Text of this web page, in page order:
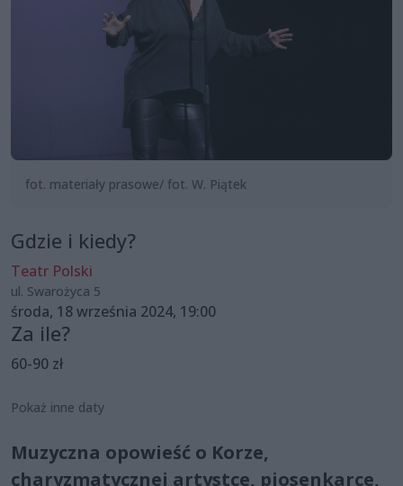
fot. materiały prasowe/ fot. W. Piątek
Gdzie i kiedy?
Teatr Polski
ul. Swarożyca 5
środa, 18 września 2024, 19:00
Za ile?
60-90 zł
Pokaż inne daty
Muzyczna opowieść o Korze,
charyzmatycznej artystce, piosenkarce,